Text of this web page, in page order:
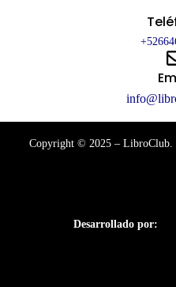
Copyright © 2025 – LibroClub.
Desarrollado por: